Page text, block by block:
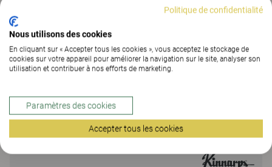
Education Storage, armoire haute avec portes vitrée
14 Colors|4 Versions
Politique de confidentialité
Nous utilisons des cookies
En cliquant sur « Accepter tous les cookies », vous acceptez le stockage de
cookies sur votre appareil pour améliorer la navigation sur le site, analyser son
utilisation et contribuer à nos efforts de marketing.
Paramètres des cookies
Accepter tous les cookies